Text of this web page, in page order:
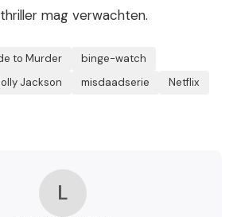
mag verwachten.
to Murder
binge-watch
Jackson misdaadserie
Netflix
L